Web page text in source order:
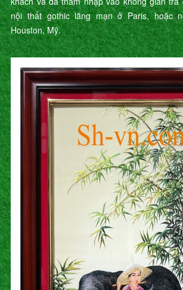
nội thất gothic lãng mạn ở Paris, hoặc
Houston, Mỹ.